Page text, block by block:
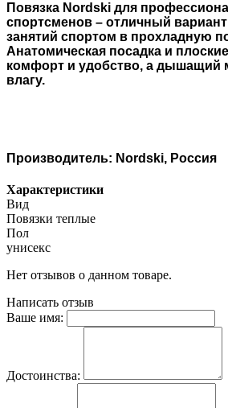
Повязка Nordski для
спортсменов – отличный
занятий спортом в прохладную
Анатомическая посадка и
комфорт и удобство, а дышащий
влагу.
Производитель: Nordski, Россия
Характеристики
Вид
Повязки теплые
Пол
унисекс
Нет отзывов о данном товаре.
Написать отзыв
Ваше имя:
Достоинства: